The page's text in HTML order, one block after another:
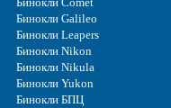
Бинокли Galileo
Бинокли Leapers
Бинокли Nikon
Бинокли Nikula
Бинокли Yukon
Бинокли БПЦ